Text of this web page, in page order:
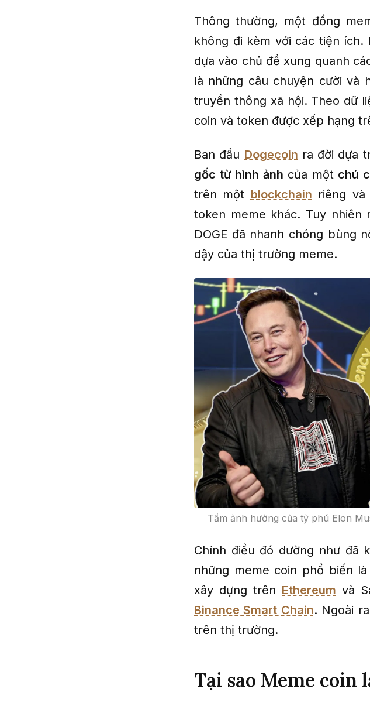
Thông thường, một đồng
không đi kèm với các tiện ích.
dựa vào chủ đề xung quanh
là những câu chuyện cười và
truyền thông xã hội. Theo dữ
coin và token được xếp hạng
Ban đầu Dogecoin ra đời dựa
gốc từ hình ảnh của một chú
trên một blockchain riêng
token meme khác. Tuy nhiên
DOGE đã nhanh chóng bùng
dậy của thị trường meme.
Tầm ảnh hưởng của tỷ phú Elon
Chính điều đó dường như đã
những meme coin phổ biến
xây dựng trên Ethereum và
Binance Smart Chain. Ngoài
trên thị trường.
Tại sao Meme coin